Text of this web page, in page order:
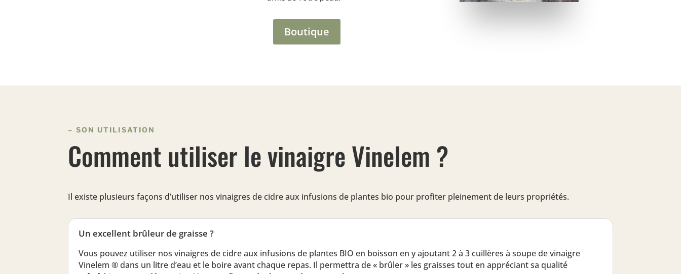
Boutique
– SON UTILISATION
Comment utiliser le vinaigre Vinelem ?
Il existe plusieurs façons d’utiliser nos vinaigres de cidre aux infusions de plantes bio pour profiter pleinement de leurs propriétés.
Un excellent brûleur de graisse ?
Vous pouvez utiliser nos vinaigres de cidre aux infusions de plantes BIO en boisson en y ajoutant 2 à 3 cuillères à soupe de vinaigre
Vinelem ® dans un litre d’eau et le boire avant chaque repas. Il permettra de « brûler » les graisses tout en appréciant sa qualité